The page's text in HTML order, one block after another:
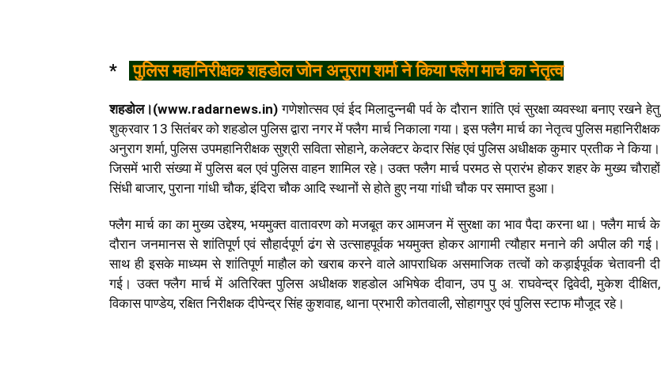
* पुलिस महानिरीक्षक शहडोल जोन अनुराग शर्मा ने किया फ्लैग मार्च का नेतृत्व
शहडोल।(www.radarnews.in) गणेशोत्सव एवं ईद मिलादुन्नबी पर्व के दौरान शांति एवं सुरक्षा व्यवस्था बनाए रखने हेतु
शुक्रवार 13 सितंबर को शहडोल पुलिस द्वारा नगर में फ्लैग मार्च निकाला गया। इस फ्लैग मार्च का नेतृत्व पुलिस महानिरीक्षक
अनुराग शर्मा, पुलिस उपमहानिरीक्षक सुश्री सविता सोहाने, कलेक्टर केदार सिंह एवं पुलिस अधीक्षक कुमार प्रतीक ने किया।
जिसमें भारी संख्या में पुलिस बल एवं पुलिस वाहन शामिल रहे। उक्त फ्लैग मार्च परमठ से प्रारंभ होकर शहर के मुख्य चौराहों
सिंधी बाजार, पुराना गांधी चौक, इंदिरा चौक आदि स्थानों से होते हुए नया गांधी चौक पर समाप्त हुआ।
फ्लैग मार्च का का मुख्य उद्देश्य, भयमुक्त वातावरण को मजबूत कर आमजन में सुरक्षा का भाव पैदा करना था। फ्लैग मार्च के
दौरान जनमानस से शांतिपूर्ण एवं सौहार्दपूर्ण ढंग से उत्साहपूर्वक भयमुक्त होकर आगामी त्यौहार मनाने की अपील की गई।
साथ ही इसके माध्यम से शांतिपूर्ण माहौल को खराब करने वाले आपराधिक असमाजिक तत्वों को कड़ाईपूर्वक चेतावनी दी
गई। उक्त फ्लैग मार्च में अतिरिक्त पुलिस अधीक्षक शहडोल अभिषेक दीवान, उप पु अ. राघवेन्द्र द्विवेदी, मुकेश दीक्षित,
विकास पाण्डेय, रक्षित निरीक्षक दीपेन्द्र सिंह कुशवाह, थाना प्रभारी कोतवाली, सोहागपुर एवं पुलिस स्टाफ मौजूद रहे।